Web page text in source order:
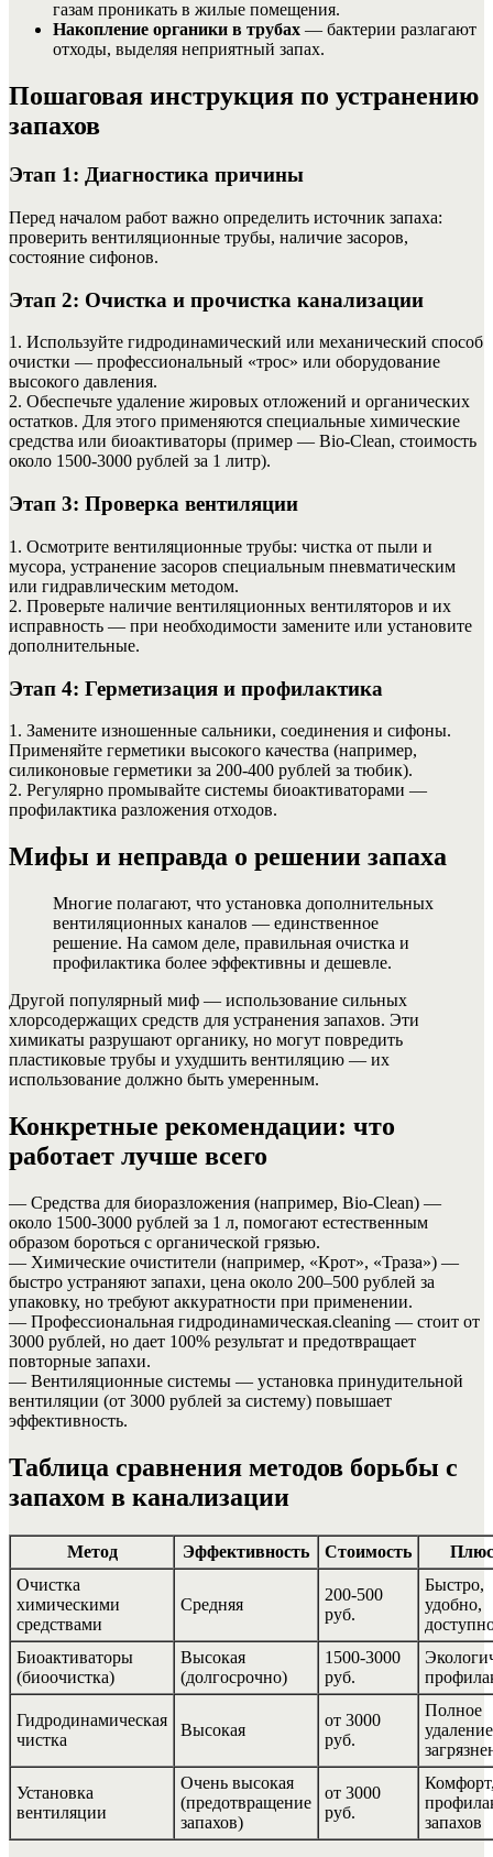
газам проникать в жилые помещения.
Накопление органики в трубах — бактерии разлагают
отходы, выделяя неприятный запах.
Пошаговая инструкция по устранению
запахов
Этап 1: Диагностика причины
Перед началом работ важно определить источник запаха:
проверить вентиляционные трубы, наличие засоров,
состояние сифонов.
Этап 2: Очистка и прочистка канализации
1. Используйте гидродинамический или механический способ
очистки — профессиональный «трос» или оборудование
высокого давления.
2. Обеспечьте удаление жировых отложений и органических
остатков. Для этого применяются специальные химические
средства или биоактиваторы (пример — Bio-Clean, стоимость
около 1500-3000 рублей за 1 литр).
Этап 3: Проверка вентиляции
1. Осмотрите вентиляционные трубы: чистка от пыли и
мусора, устранение засоров специальным пневматическим
или гидравлическим методом.
2. Проверьте наличие вентиляционных вентиляторов и их
исправность — при необходимости замените или установите
дополнительные.
Этап 4: Герметизация и профилактика
1. Замените изношенные сальники, соединения и сифоны.
Применяйте герметики высокого качества (например,
силиконовые герметики за 200-400 рублей за тюбик).
2. Регулярно промывайте системы биоактиваторами —
профилактика разложения отходов.
Мифы и неправда о решении запаха
Многие полагают, что установка дополнительных
вентиляционных каналов — единственное
решение. На самом деле, правильная очистка и
профилактика более эффективны и дешевле.
Другой популярный миф — использование сильных
хлорсодержащих средств для устранения запахов. Эти
химикаты разрушают органику, но могут повредить
пластиковые трубы и ухудшить вентиляцию — их
использование должно быть умеренным.
Конкретные рекомендации: что
работает лучше всего
— Средства для биоразложения (например, Bio-Clean) —
около 1500-3000 рублей за 1 л, помогают естественным
образом бороться с органической грязью.
— Химические очистители (например, «Крот», «Траза») —
быстро устраняют запахи, цена около 200–500 рублей за
упаковку, но требуют аккуратности при применении.
— Профессиональная гидродинамическая.cleaning — стоит от
3000 рублей, но дает 100% результат и предотвращает
повторные запахи.
— Вентиляционные системы — установка принудительной
вентиляции (от 3000 рублей за систему) повышает
эффективность.
Таблица сравнения методов борьбы с
запахом в канализации
Метод Эффективность Стоимость
Очистка
химическими
средствами
Средняя
200-500
руб.
Быстро,
удобно,
Биоактиваторы
(биоочистка)
Высокая
(долгосрочно)
1500-3000
руб.
Гидродинамическая
чистка
Высокая
от 3000
руб.
Полное
удаление
Установка
вентиляции
Очень высокая
(предотвращение
запахов)
от 3000
руб.
запахов